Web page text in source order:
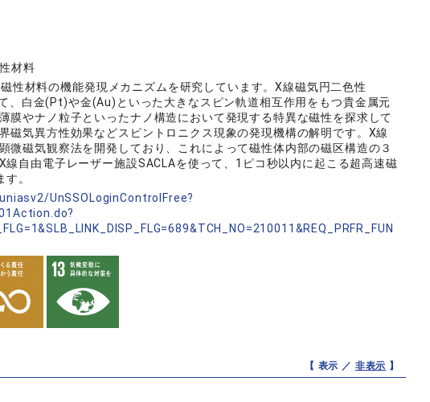
材料
性材料の機能発現メカニズムを研究しています。X線磁気円二色性
、白金(Pt)や金(Au)といった大きなスピン軌道相互作用をもつ貴金属元
膜やナノ粒子といったナノ構造において発現する特異な磁性を探求して
磁気異方性効果などスピントロニクス現象の発現機構の解明です。X線
微磁気観察法を開発しており、これによって磁性体内部の磁区構造の３
線自由電子レーザー施設SACLAを使って、1ピコ秒以内に起こる超高速磁
。
UnSSOLoginControlFree?
【 表示 ／ 非表示 】